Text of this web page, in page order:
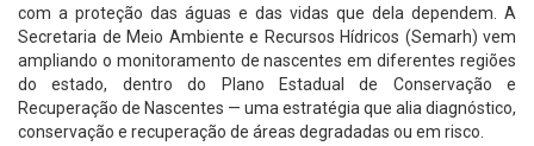
com a proteção das águas e das vidas que dela dependem. A
Secretaria de Meio Ambiente e Recursos Hídricos (Semarh) vem
ampliando o monitoramento de nascentes em diferentes regiões
do estado, dentro do Plano Estadual de Conservação e
Recuperação de Nascentes — uma estratégia que alia diagnóstico,
conservação e recuperação de áreas degradadas ou em risco.